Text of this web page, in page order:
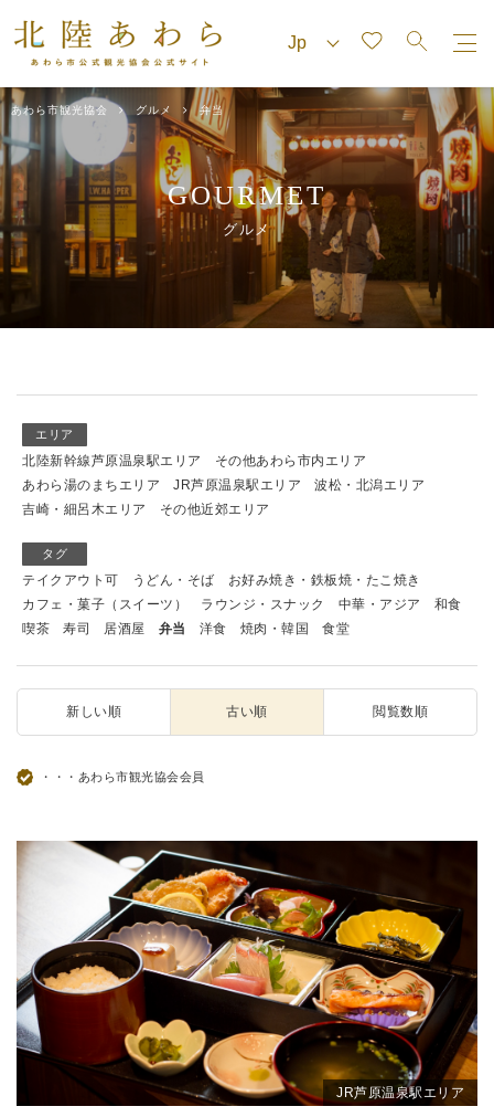
あわら市観光協会 グルメ 弁当
GOURMET
グルメ
エリア
北陸新幹線芦原温泉駅エリア
その他あわら市内エリア
あわら湯のまちエリア
JR芦原温泉駅エリア
波松・北潟エリア
吉崎・細呂木エリア
その他近郊エリア
タグ
テイクアウト可 うどん・そば
お好み焼き・鉄板焼・たこ焼き
カフェ・菓子（スイーツ）
ラウンジ・スナック 中華・アジア
和食
喫茶
寿司 居酒屋 弁当 洋食 焼肉・韓国 食堂
新しい順 古い順 閲覧数順
・・・あわら市観光協会会員
JR芦原温泉駅エリア